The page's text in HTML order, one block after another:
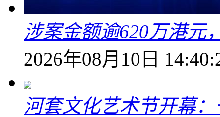
涉案金额逾620万港元
2026年08月10日
河套文化艺术节开幕